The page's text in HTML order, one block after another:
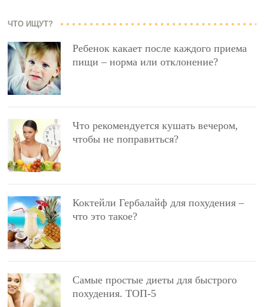
ЧТО ИЩУТ?
Ребенок какает после каждого приема
пищи – норма или отклонение?
Что рекомендуется кушать вечером,
чтобы не поправиться?
Коктейли Гербалайф для похудения –
что это такое?
Самые простые диеты для быстрого
похудения. ТОП-5